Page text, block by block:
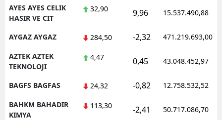
AYES AYES CELIK
HASIR VE CIT
32,90 9,96 15.537.490,88
AYGAZ AYGAZ 284,50 -2,32 471.219.693,00
AZTEK AZTEK
TEKNOLOJI
4,47 0,45 43.048.452,97
BAGFS BAGFAS 24,32 -0,82 12.758.532,52
BAHKM BAHADIR
KIMYA
113,30 -2,41 50.717.086,70